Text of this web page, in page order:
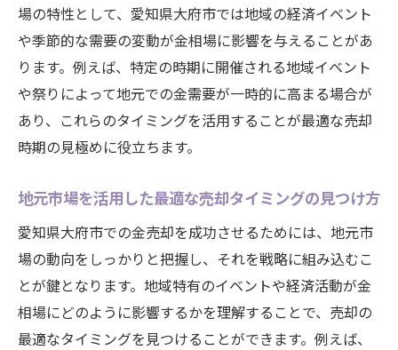
場の特性として、愛知県大府市では地域の経済イベント
や季節的な需要の変動が金相場に影響を与えることがあ
ります。例えば、特定の時期に開催される地域イベント
や祭りによって地元での金需要が一時的に高まる場合が
あり、これらのタイミングを活用することが最適な売却
時期の見極めに役立ちます。
地元市場を活用した最適な売却タイミングの見つけ方
愛知県大府市での金売却を成功させるためには、地元市
場の動向をしっかりと把握し、それを戦略に組み込むこ
とが鍵となります。地域特有のイベントや経済活動が金
相場にどのように影響するかを理解することで、売却の
最適なタイミングを見つけることができます。例えば、